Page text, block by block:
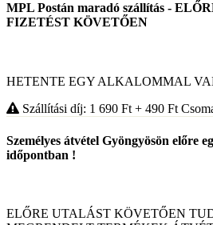
MPL Postán maradó szállítás -
FIZETÉST KÖVETŐEN
HETENTE EGY ALKALOMMAL
Szállítási díj: 1 690 Ft + 490 Ft
Személyes átvétel Gyöngyösön előre
időpontban !
ELŐRE UTALÁST KÖVETŐEN